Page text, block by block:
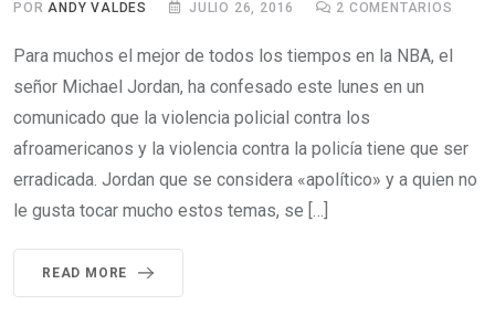
PORANDY VALDES JULIO 26, 2016 2 COMENTARIOS
Para muchos el mejor de todos los tiempos en la NBA, el
señor Michael Jordan, ha confesado este lunes en un
comunicado que la violencia policial contra los
afroamericanos y la violencia contra la policía tiene que ser
erradicada. Jordan que se considera «apolítico» y a quien no
le gusta tocar mucho estos temas, se […]
READ MORE